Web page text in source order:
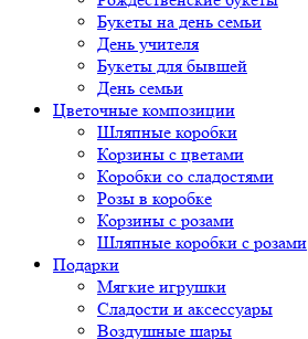
Букеты на день семьи
День учителя
Букеты для бывшей
День семьи
Цветочные композиции
Шляпные коробки
Корзины с цветами
Коробки со сладостями
Розы в коробке
Корзины с розами
Шляпные коробки с розами
Подарки
Мягкие игрушки
Сладости и аксессуары
Воздушные шары